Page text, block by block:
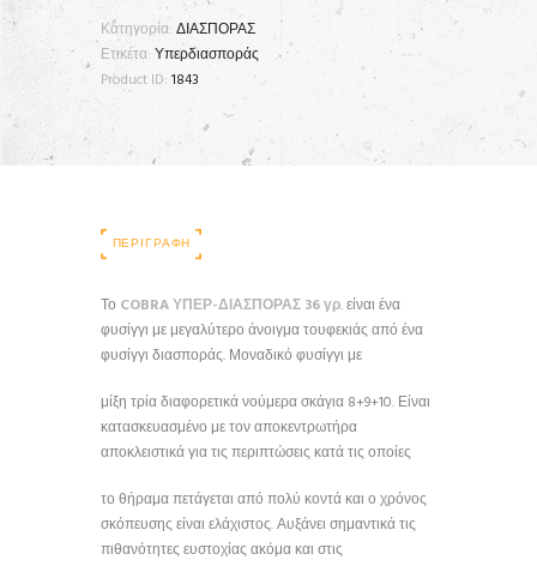
Κατηγορία: ΔΙΑΣΠΟΡΑΣ
Ετικέτα: Υπερδιασποράς
Product ID: 1843
ΠΕΡΙΓΡΑΦΉ
Το COBRAΥΠΕΡ-ΔΙΑΣΠΟΡΑΣ 36 γρ. είναι ένα
φυσίγγι με μεγαλύτερο άνοιγμα τουφεκιάς από ένα
φυσίγγι διασποράς. Μοναδικό φυσίγγι με
μίξη τρία διαφορετικά νούμερα σκάγια 8+9+10. Είναι
κατασκευασμένο με τον αποκεντρωτήρα
αποκλειστικά για τις περιπτώσεις κατά τις οποίες
το θήραμα πετάγεται από πολύ κοντά και ο χρόνος
σκόπευσης είναι ελάχιστος. Αυξάνει σημαντικά τις
πιθανότητες ευστοχίας ακόμα και στις